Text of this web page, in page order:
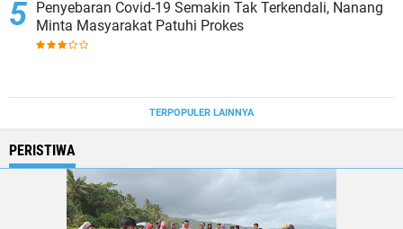
Penyebaran Covid-19 Semakin Tak Terkendali, Nanang
Minta Masyarakat Patuhi Prokes
TERPOPULER LAINNYA
PERISTIWA